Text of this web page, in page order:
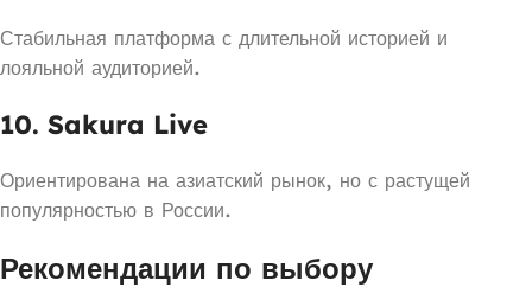
Стабильная платформа с длительной историей и
лояльной аудиторией.
10. Sakura Live
Ориентирована на азиатский рынок, но с растущей
популярностью в России.
Рекомендации по выбору